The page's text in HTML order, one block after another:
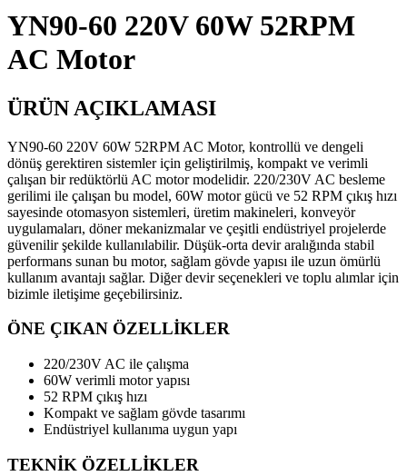
YN90-60 220V 60W 52RPM
AC Motor
ÜRÜN AÇIKLAMASI
YN90-60 220V 60W 52RPM AC Motor, kontrollü ve dengeli
dönüş gerektiren sistemler için geliştirilmiş, kompakt ve verimli
çalışan bir redüktörlü AC motor modelidir. 220/230V AC besleme
gerilimi ile çalışan bu model, 60W motor gücü ve 52 RPM çıkış hızı
sayesinde otomasyon sistemleri, üretim makineleri, konveyör
uygulamaları, döner mekanizmalar ve çeşitli endüstriyel projelerde
güvenilir şekilde kullanılabilir. Düşük-orta devir aralığında stabil
performans sunan bu motor, sağlam gövde yapısı ile uzun ömürlü
kullanım avantajı sağlar. Diğer devir seçenekleri ve toplu alımlar için
bizimle iletişime geçebilirsiniz.
ÖNE ÇIKAN ÖZELLİKLER
220/230V AC ile çalışma
60W verimli motor yapısı
52 RPM çıkış hızı
Kompakt ve sağlam gövde tasarımı
Endüstriyel kullanıma uygun yapı
TEKNİK ÖZELLİKLER